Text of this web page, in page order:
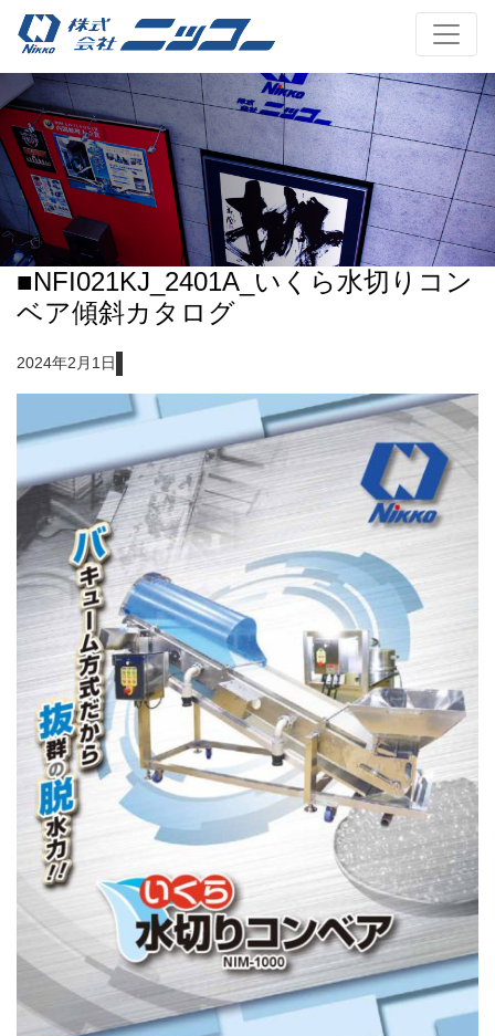
■NFI021KJ_2401A_いくら水切りコン
ベア傾斜カタログ
2024年2月1日